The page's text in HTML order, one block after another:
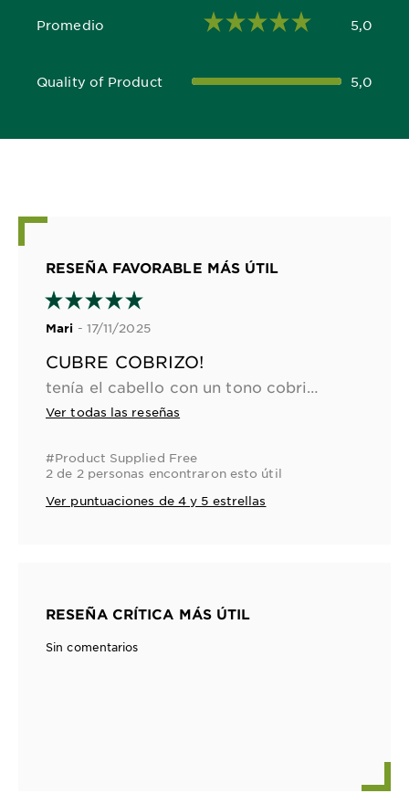
Promedio
5,0 out of 5 stars 5,0
Quality of Product
5,0 out of 5 stars 5,0
RESEÑA FAVORABLE MÁS ÚTIL
Mari - 17/11/2025
CUBRE COBRIZO!
Ver todas las reseñas
#Product Supplied Free
2 de 2 personas encontraron esto útil
Ver puntuaciones de 4 y 5 estrellas
RESEÑA CRÍTICA MÁS ÚTIL
Sin comentarios